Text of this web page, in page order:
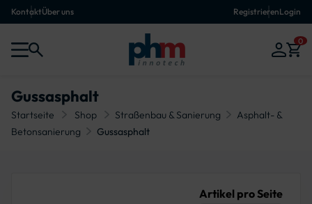
KontaktÜber uns RegistrierenLogin
0
Gussasphalt
Startseite Shop Straßenbau & Sanierung
Asphalt- &
Betonsanierung
Gussasphalt
Artikel pro Seite